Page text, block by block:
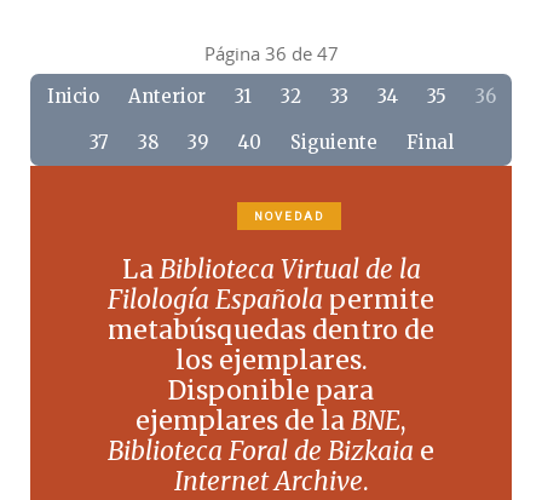
Página 36 de 47
Inicio Anterior 31 32 33 34 35
36
37
38 39 40 Siguiente Final
NOVEDAD
LaBiblioteca Virtual de la
Filología Española permite
metabúsquedas dentro de
los ejemplares.
Disponible para
ejemplares de laBNE,
Biblioteca Foral de Bizkaia e
Internet Archive.